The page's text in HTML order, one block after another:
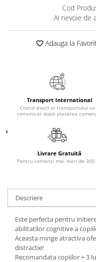
MedConnect
Medicina & Farmacie
Starea de bine
Beletristica
Biografii, Memorii, Jurnale
Carti pentru Adolescenti,
Adult
Crime, Thriller, Mistery
Literatura Romana
Literatura Universala
Cod
Ai nevoie de
Adauga la
Transport International
Costul exact al transportului va
comunicat după plasarea
Livrare Gratuită
Pentru comenzi mai mari de
Descriere
Este perfecta pentru
abilitatilor cognitive a
Aceasta minge atractiva
distractie!
Recomandata copiilor + 3